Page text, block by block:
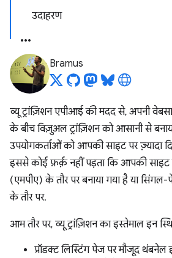
उदाहरण
Bramus
व्यू ट्रांज़िशन एपीआई की मदद से, अपनी
के बीच विज़ुअल ट्रांज़िशन को आसानी से
उपयोगकर्ताओं को आपकी साइट पर ज़्यादा
इससे कोई फ़र्क़ नहीं पड़ता कि आपकी
(एमपीए) के तौर पर बनाया गया है या
के तौर पर.
आम तौर पर, व्यू ट्रांज़िशन का इस्तेमाल इन
प्रॉडक्ट लिस्टिंग पेज पर मौजूद थंबनेल